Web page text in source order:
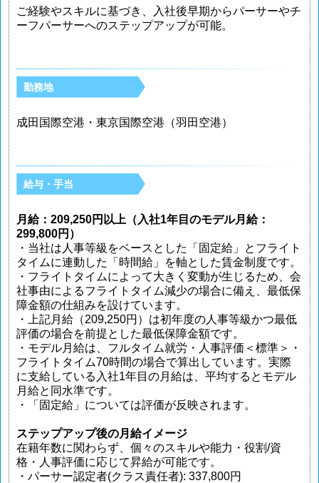
ご経験やスキルに基づき、入社後早期からパーサーやチ
ーフパーサーへのステップアップが可能。
勤務地
成田国際空港・東京国際空港（羽田空港）
給与・手当
月給：209,250円以上（入社1年目のモデル月給：
299,800円）
・当社は人事等級をベースとした「固定給」とフライト
タイムに連動した「時間給」を軸とした賃金制度です。
・フライトタイムによって大きく変動が生じるため、会
社事由によるフライトタイム減少の場合に備え、最低保
障金額の仕組みを設けています。
・上記月給（209,250円）は初年度の人事等級かつ最低
評価の場合を前提とした最低保障金額です。
・モデル月給は、フルタイム就労・人事評価＜標準＞・
フライトタイム70時間の場合で算出しています。実際
に支給している入社1年目の月給は、平均するとモデル
月給と同水準です。
・「固定給」については評価が反映されます。
ステップアップ後の月給イメージ
在籍年数に関わらず、個々のスキルや能力・役割/資
格・人事評価に応じて昇給が可能です。
・パーサー認定者(クラス責任者): 337,800円